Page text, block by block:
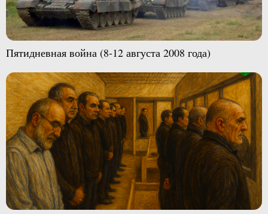
Пятидневная война (8-12 августа 2008 года)